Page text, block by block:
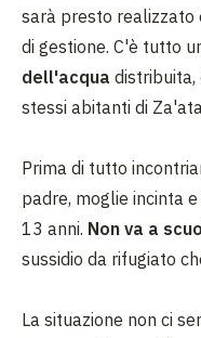
sarà presto realizzato
di gestione. C'è tutto
dell'acqua distribuita,
stessi abitanti di
Prima di tutto
padre, moglie incinta
13 anni. Non va a
sussidio da rifugiato
La situazione non ci